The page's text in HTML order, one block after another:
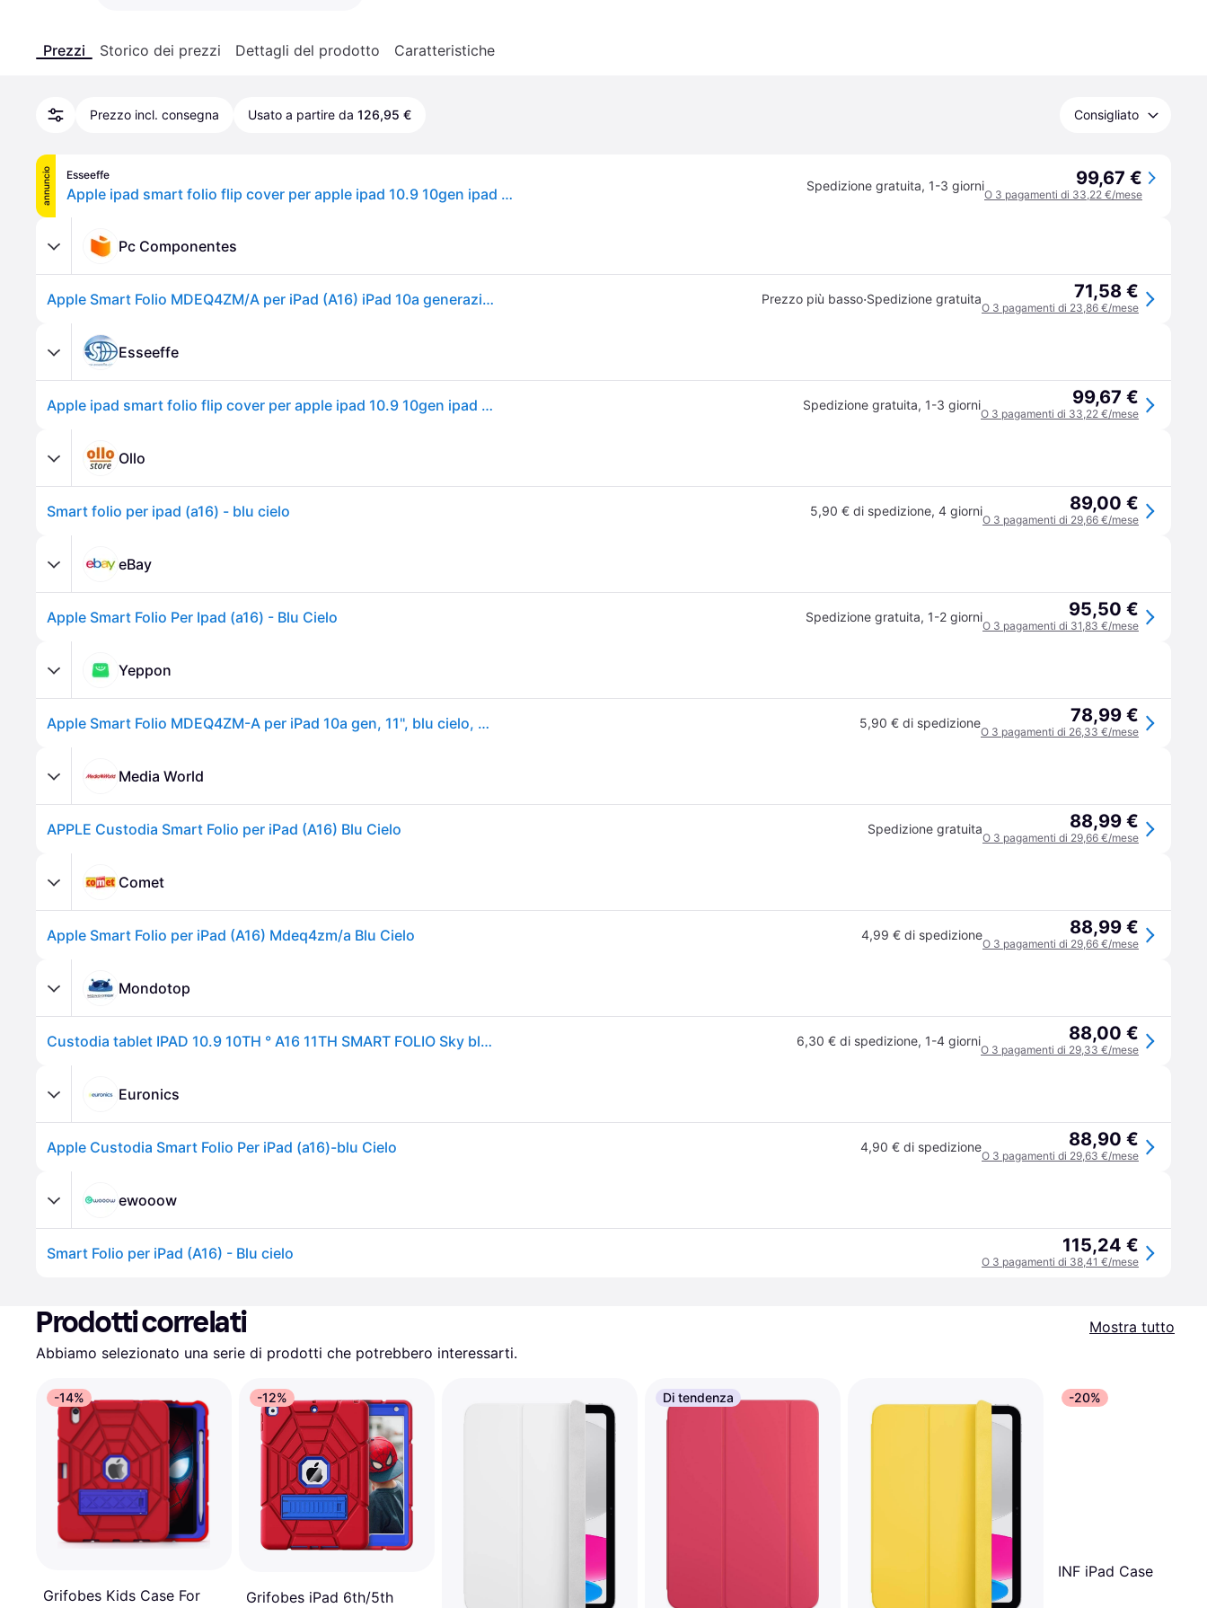
Prezzi Storico dei prezzi Dettagli del prodotto Caratteristiche
Prezzo incl. consegna Usato a partire da 126,95 € Consigliato
annuncio Esseeffe
Apple ipad smart folio flip cover per apple ipad 10.9 10gen ipad a16 sky blue Spedizione gratuita, 1-3 giorni 99,67 €
O 3 pagamenti di 33,22 €/mese
Pc Componentes
Apple Smart Folio MDEQ4ZM/A per iPad (A16) iPad 10a generazione 11″ Magnetico Prezzo più basso·Spedizione gratuita 71,58 €
O 3 pagamenti di 23,86 €/mese
Esseeffe
Apple ipad smart folio flip cover per apple ipad 10.9 10gen ipad a16 sky blue Spedizione gratuita, 1-3 giorni 99,67 €
O 3 pagamenti di 33,22 €/mese
Ollo
Smart folio per ipad (a16) - blu cielo 5,90 € di spedizione, 4 giorni 89,00 €
O 3 pagamenti di 29,66 €/mese
eBay
Apple Smart Folio Per Ipad (a16) - Blu Cielo Spedizione gratuita, 1-2 giorni 95,50 €
O 3 pagamenti di 31,83 €/mese
Yeppon
Apple Smart Folio MDEQ4ZM-A per iPad 10a gen, 11'', blu cielo, chiusura magnetica 5,90 € di spedizione 78,99 €
O 3 pagamenti di 26,33 €/mese
Media World
APPLE Custodia Smart Folio per iPad (A16) Blu Cielo Spedizione gratuita 88,99 €
O 3 pagamenti di 29,66 €/mese
Comet
Apple Smart Folio per iPad (A16) Mdeq4zm/a Blu Cielo 4,99 € di spedizione 88,99 €
O 3 pagamenti di 29,66 €/mese
Mondotop
Custodia tablet IPAD 10.9 10TH ° A16 11TH SMART FOLIO Sky blue MDEQ4ZM A 6,30 € di spedizione, 1-4 giorni 88,00 €
O 3 pagamenti di 29,33 €/mese
Euronics
Apple Custodia Smart Folio Per iPad (a16)-blu Cielo 4,90 € di spedizione 88,90 €
O 3 pagamenti di 29,63 €/mese
ewooow
Smart Folio per iPad (A16) - Blu cielo 115,24 €
O 3 pagamenti di 38,41 €/mese
Prodotti correlati
Mostra tutto
Abbiamo selezionato una serie di prodotti che potrebbero interessarti.
-14%
Grifobes Kids Case For
-12%
Grifobes iPad 6th/5th
Di tendenza -20%
INF iPad Case